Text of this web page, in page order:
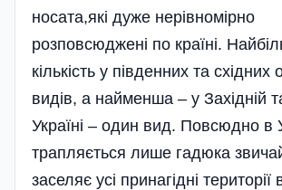
носата,які дуже нерівномірно
розповсюджені по країні.
кількість у південних та
видів, а найменша – у Західній
Україні – один вид. Повсюдно в
трапляється лише гадюка
заселяє усі принагідні території